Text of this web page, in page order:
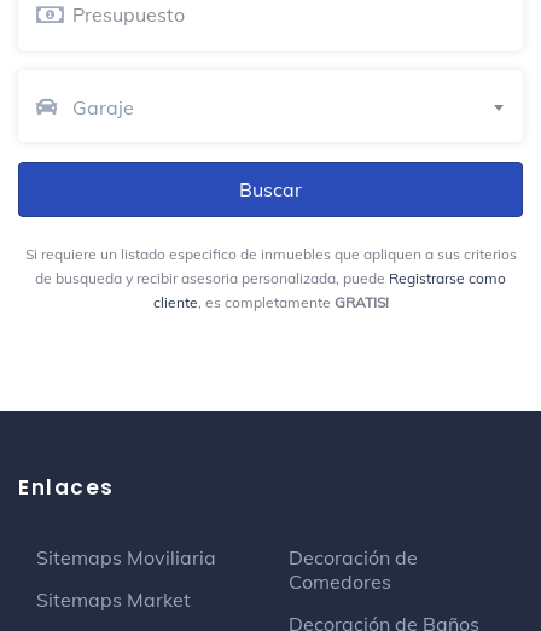
Spezia
La Carpa Roja
Bar al aire libre
McDonald's
Restaurante de comida rápida
Carrera 43A # 4 Sur
Calle 6 Sur # 42 - 14
METRO - Estación Aguacatala
Garaje
Si requiere un listado especifico de inmuebles que apliquen a sus criterios
de busqueda y recibir asesoria personalizada, puede Registrarse como
cliente, es completamente GRATIS!
Enlaces
Sitemaps Moviliaria
Sitemaps Market
Decoración de
Comedores
Decoración de Baños